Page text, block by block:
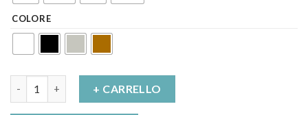
COLORE
+ CARRELLO